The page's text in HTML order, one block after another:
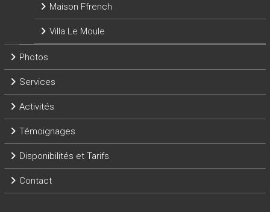
Maison Ffrench
Villa Le Moule
Photos
Services
Activités
Témoignages
Disponibilités et Tarifs
Contact